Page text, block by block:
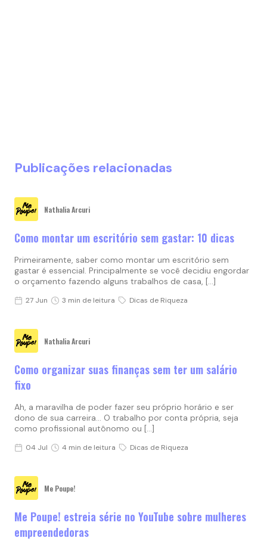
Publicações relacionadas
Nathalia Arcuri
Como montar um escritório sem gastar: 10 dicas
Primeiramente, saber como montar um escritório sem
gastar é essencial. Principalmente se você decidiu engordar
o orçamento fazendo alguns trabalhos de casa, […]
27 Jun 3 min de leitura Dicas de Riqueza
Nathalia Arcuri
Como organizar suas finanças sem ter um salário
fixo
Ah, a maravilha de poder fazer seu próprio horário e ser
dono de sua carreira… O trabalho por conta própria, seja
como profissional autônomo ou […]
04 Jul 4 min de leitura Dicas de Riqueza
Me Poupe!
Me Poupe! estreia série no YouTube sobre mulheres
empreendedoras